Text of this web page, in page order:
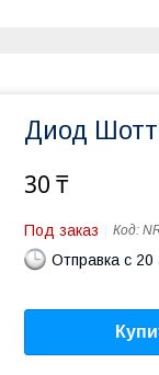
Диод
30 ₸
Под заказ Код:
Отправка с 20